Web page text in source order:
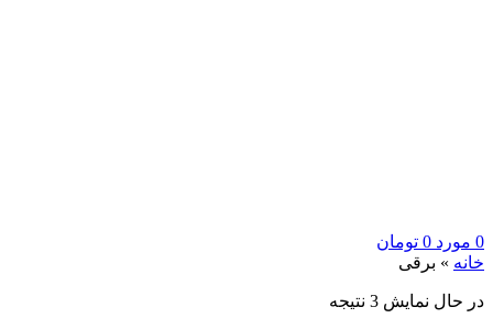
0 مورد 0 تومان
خانه » برقی
در حال نمایش 3 نتیجه